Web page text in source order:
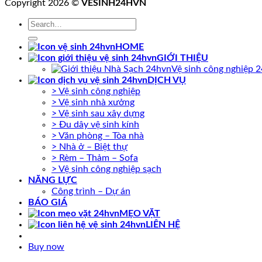
Copyright 2026 © VESINH24HVN
HOME
GIỚI THIỆU
Vệ sinh công nghiệp
DỊCH VỤ
> Vệ sinh công nghiệp
> Vệ sinh nhà xưởng
> Vệ sinh sau xây dựng
> Đu dây vệ sinh kính
> Văn phòng – Tòa nhà
> Nhà ở – Biệt thự
> Rèm – Thảm – Sofa
> Vệ sinh công nghiệp sạch
NĂNG LỰC
Công trình – Dự án
BÁO GIÁ
MẸO VẶT
LIÊN HỆ
Buy now